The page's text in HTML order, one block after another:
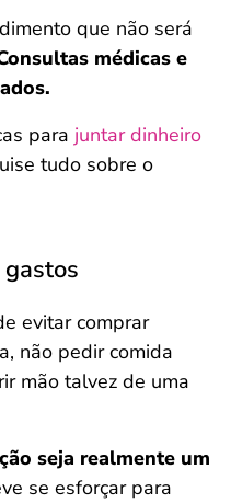
que não será
médicas e
para juntar dinheiro
tudo sobre o
evitar comprar
não pedir comida
mão talvez de uma
seja realmente um
se esforçar para